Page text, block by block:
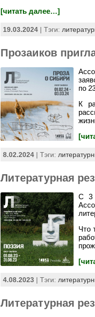
[читать далее…]
19.03.2024| Тэги:
Прозаиков
по
К
8.02.2024| Тэги:
Литературная
С 3
Что
4.08.2023| Тэги:
Литературная